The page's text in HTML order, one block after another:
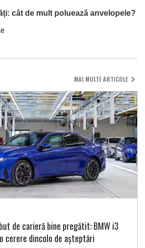
cât de mult poluează anvelopele?
MAI MULTE ARTICOLE
de carieră bine pregătit: BMW i3
cerere dincolo de așteptări